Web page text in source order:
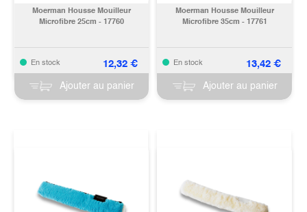
Moerman Housse Mouilleur
Microfibre 25cm - 17760
En stock 12,32€
Ajouter au panier
Moerman Housse Mouilleur
Microfibre 35cm - 17761
En stock 13,42€
Ajouter au panier